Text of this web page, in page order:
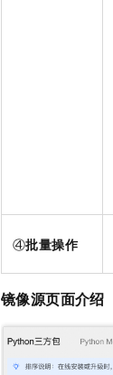
④批量操作
镜像源页面介绍